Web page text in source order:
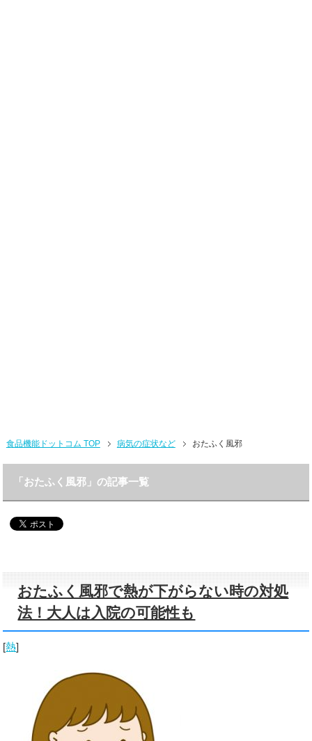
食品機能ドットコム TOP 病気の症状など おたふく風邪
「おたふく風邪」の記事一覧
おたふく風邪で熱が下がらない時の対処
法！大人は入院の可能性も
[熱]